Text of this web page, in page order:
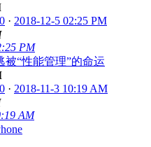
· 2018-12-5 02:25 PM
PM
被“性能管理”的命运
· 2018-11-3 10:19 AM
AM